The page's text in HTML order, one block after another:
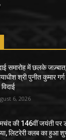
समारोह में छलके
श्री पुनीत कुमार
6, 2026
की 146वीं जयंती पर
लिटरेरी क्लब का हुआ